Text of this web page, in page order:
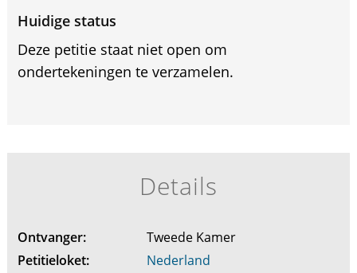
Huidige status
Deze petitie staat niet open om
ondertekeningen te verzamelen.
Details
Ontvanger:
Tweede Kamer
Petitieloket:
Nederland